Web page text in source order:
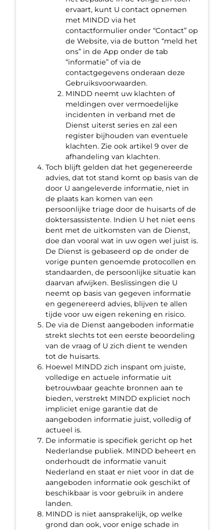
ervaart, kunt U contact opnemen
met MINDD via het
contactformulier onder “Contact” op
de Website, via de button “meld het
ons” in de App onder de tab
“informatie” of via de
contactgegevens onderaan deze
Gebruiksvoorwaarden.
MINDD neemt uw klachten of
meldingen over vermoedelijke
incidenten in verband met de
Dienst uiterst series en zal een
register bijhouden van eventuele
klachten. Zie ook artikel 9 over de
afhandeling van klachten.
Toch blijft gelden dat het gegenereerde
advies, dat tot stand komt op basis van de
door U aangeleverde informatie, niet in
de plaats kan komen van een
persoonlijke triage door de huisarts of de
doktersassistente. Indien U het niet eens
bent met de uitkomsten van de Dienst,
doe dan vooral wat in uw ogen wel juist is.
De Dienst is gebaseerd op de onder de
vorige punten genoemde protocollen en
standaarden, de persoonlijke situatie kan
daarvan afwijken. Beslissingen die U
neemt op basis van gegeven informatie
en gegenereerd advies, blijven te allen
tijde voor uw eigen rekening en risico.
De via de Dienst aangeboden informatie
strekt slechts tot een eerste beoordeling
van de vraag of U zich dient te wenden
tot de huisarts.
Hoewel MINDD zich inspant om juiste,
volledige en actuele informatie uit
betrouwbaar geachte bronnen aan te
bieden, verstrekt MINDD expliciet noch
impliciet enige garantie dat de
aangeboden informatie juist, volledig of
actueel is.
De informatie is specifiek gericht op het
Nederlandse publiek. MINDD beheert en
onderhoudt de informatie vanuit
Nederland en staat er niet voor in dat de
aangeboden informatie ook geschikt of
beschikbaar is voor gebruik in andere
landen.
MINDD is niet aansprakelijk, op welke
grond dan ook, voor enige schade in